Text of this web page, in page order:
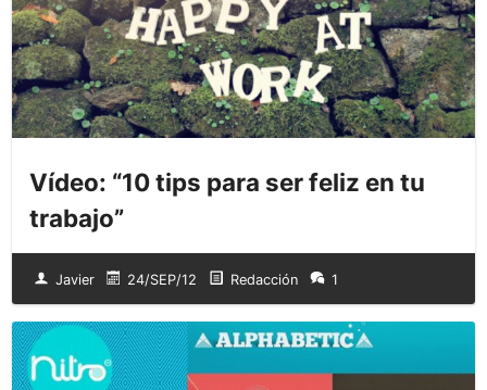
Vídeo: “10 tips para ser feliz en tu
trabajo”
Javier 24/SEP/12 Redacción 1